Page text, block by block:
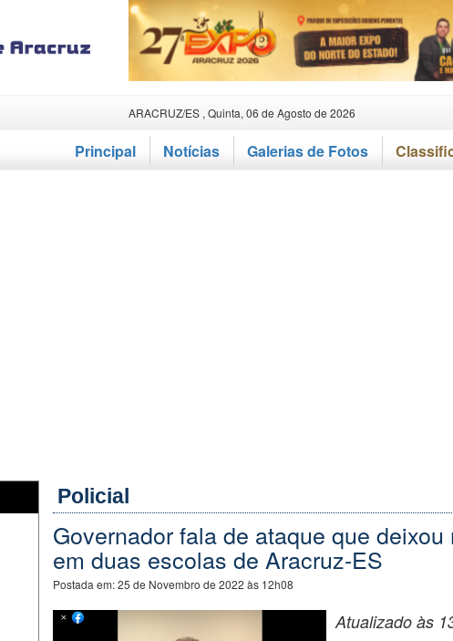
ARACRUZ/ES , Quinta, 06 de Agosto de 2026
Principal Notícias Galerias de Fotos
Policial
Governador fala de ataque que
em duas escolas de Aracruz-ES
Postada em:25 de Novembro de 2022 às 12h08
Atualizado às